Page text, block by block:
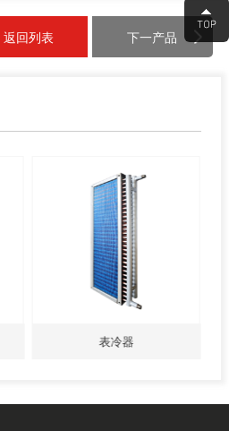
返回列表 下一产品
表冷器